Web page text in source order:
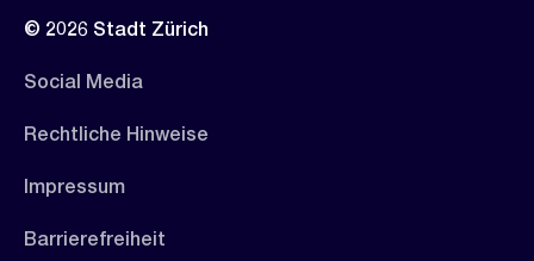
© 2026 Stadt Zürich
Social Media
Rechtliche Hinweise
Impressum
Barrierefreiheit